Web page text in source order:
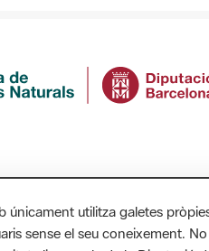
únicament utilitza galetes
sense el seu coneixement.